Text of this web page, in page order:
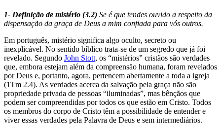
1- Definição de mistério (3.2) Se é que tendes ouvido a respeito da
dispensação da graça de Deus a mim confiada para vós outros.
Em português, mistério significa algo oculto, secreto ou
inexplicável. No sentido bíblico trata-se de um segredo que já foi
revelado. Segundo John Stott, os “mistérios” cristãos são verdades
que, embora estejam além da compreensão humana, foram revelados
por Deus e, portanto, agora, pertencem abertamente a toda a igreja
(1Tm 2.4). As verdades acerca da salvação pela graça não são
propriedade privada de pessoas “iluminadas”, mas bênçãos que
podem ser compreendidas por todos os que estão em Cristo. Todos
os membros do corpo de Cristo têm a possibilidade de entender e
viver essas verdades pela Palavra de Deus e sem intermediários.